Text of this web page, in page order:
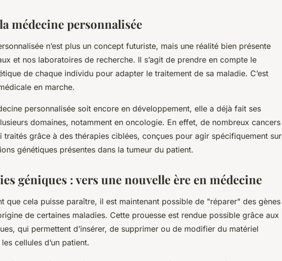
la médecine personnalisée
n’est plus un concept futuriste, mais une réalité bien présente
et nos laboratoires de recherche. Il s’agit de prendre en compte le
de chaque individu pour adapter le traitement de sa maladie. C’est
en marche.
personnalisée soit encore en développement, elle a déjà fait ses
domaines, notamment en oncologie. En effet, de nombreux cancers
traités grâce à des thérapies ciblées, conçues pour agir spécifiquement sur
génétiques présentes dans la tumeur du patient.
géniques : vers une nouvelle ère en médecine
que cela puisse paraître, il est maintenant possible de "réparer" des gènes
de certaines maladies. Cette prouesse est rendue possible grâce aux
qui permettent d’insérer, de supprimer ou de modifier du matériel
cellules d’un patient.